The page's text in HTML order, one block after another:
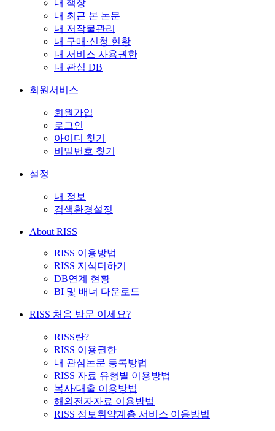
내 책장
내 최근 본 논문
내 저작물관리
내 구매·신청 현황
내 서비스 사용권한
내 관심 DB
회원서비스
회원가입
로그인
아이디 찾기
비밀번호 찾기
설정
내 정보
검색환경설정
About RISS
RISS 이용방법
RISS 지식더하기
DB연계 현황
BI 및 배너 다운로드
RISS 처음 방문 이세요?
RISS란?
RISS 이용권한
내 관심논문 등록방법
RISS 자료 유형별 이용방법
복사/대출 이용방법
해외전자자료 이용방법
RISS 정보취약계층 서비스 이용방법